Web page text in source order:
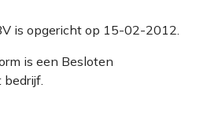
is opgericht op 15-02-2012.
is een Besloten